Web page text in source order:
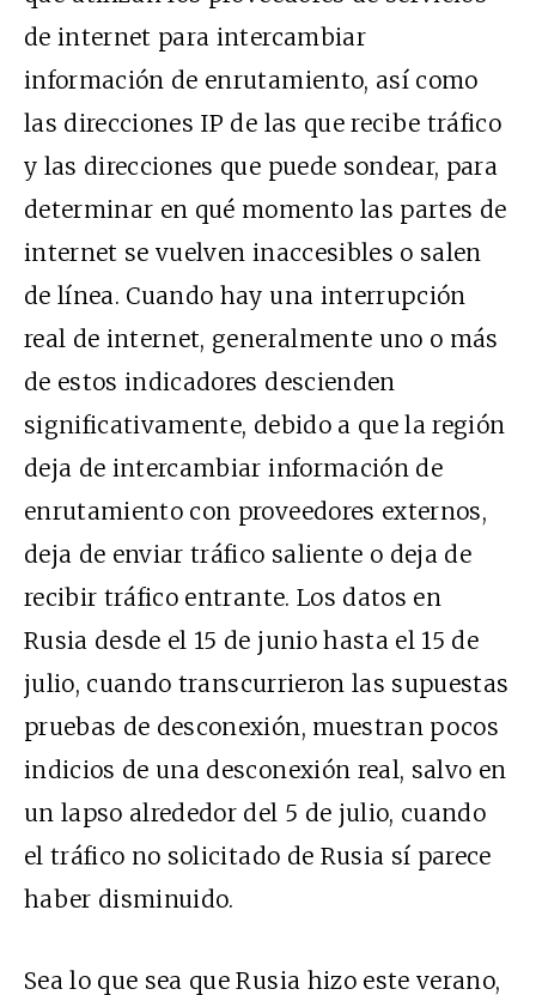
de internet para intercambiar
información de enrutamiento, así como
las direcciones IP de las que recibe tráfico
y las direcciones que puede sondear, para
determinar en qué momento las partes de
internet se vuelven inaccesibles o salen
de línea. Cuando hay una interrupción
real de internet, generalmente uno o más
de estos indicadores descienden
significativamente, debido a que la región
deja de intercambiar información de
enrutamiento con proveedores externos,
deja de enviar tráfico saliente o deja de
recibir tráfico entrante. Los datos en
Rusia desde el 15 de junio hasta el 15 de
julio, cuando transcurrieron las supuestas
pruebas de desconexión, muestran pocos
indicios de una desconexión real, salvo en
un lapso alrededor del 5 de julio, cuando
el tráfico no solicitado de Rusia sí parece
haber disminuido.
Sea lo que sea que Rusia hizo este verano,